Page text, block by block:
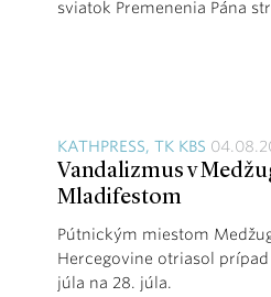
sviatok Premenenia Pána
KATHPRESS, TK KBS
Vandalizmus v
Mladifestom
Pútnickým miestom
Hercegovine otriasol
júla na 28. júla.